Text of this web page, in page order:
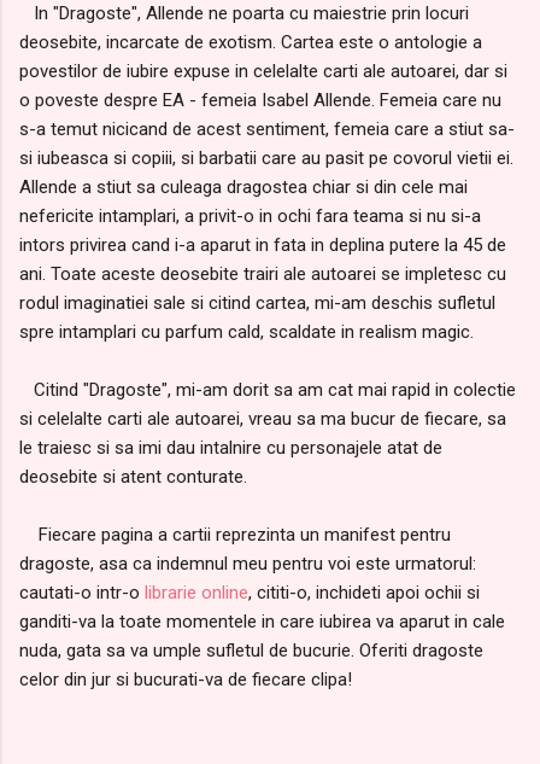
In "Dragoste", Allende ne poarta cu maiestrie prin locuri
deosebite, incarcate de exotism. Cartea este o antologie a
povestilor de iubire expuse in celelalte carti ale autoarei, dar si
o poveste despre EA - femeia Isabel Allende. Femeia care nu
s-a temut nicicand de acest sentiment, femeia care a stiut sa-
si iubeasca si copiii, si barbatii care au pasit pe covorul vietii ei.
Allende a stiut sa culeaga dragostea chiar si din cele mai
nefericite intamplari, a privit-o in ochi fara teama si nu si-a
intors privirea cand i-a aparut in fata in deplina putere la 45 de
ani. Toate aceste deosebite trairi ale autoarei se impletesc cu
rodul imaginatiei sale si citind cartea, mi-am deschis sufletul
spre intamplari cu parfum cald, scaldate in realism magic.
Citind "Dragoste", mi-am dorit sa am cat mai rapid in colectie
si celelalte carti ale autoarei, vreau sa ma bucur de fiecare, sa
le traiesc si sa imi dau intalnire cu personajele atat de
deosebite si atent conturate.
Fiecare pagina a cartii reprezinta un manifest pentru
dragoste, asa ca indemnul meu pentru voi este urmatorul:
cautati-o intr-o librarie online, cititi-o, inchideti apoi ochii si
ganditi-va la toate momentele in care iubirea va aparut in cale
nuda, gata sa va umple sufletul de bucurie. Oferiti dragoste
celor din jur si bucurati-va de fiecare clipa!